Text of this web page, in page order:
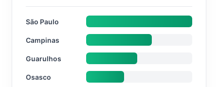
São Paulo
Campinas
Guarulhos
Osasco